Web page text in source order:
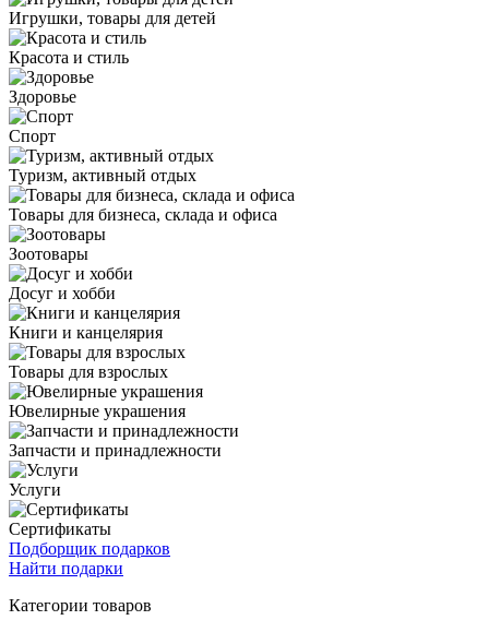
Игрушки, товары для детей
Красота и стиль
Здоровье
Спорт
Туризм, активный отдых
Товары для бизнеса, склада и офиса
Зоотовары
Досуг и хобби
Книги и канцелярия
Товары для взрослых
Ювелирные украшения
Запчасти и принадлежности
Услуги
Сертификаты
Подборщик подарков
Найти подарки
Категории товаров